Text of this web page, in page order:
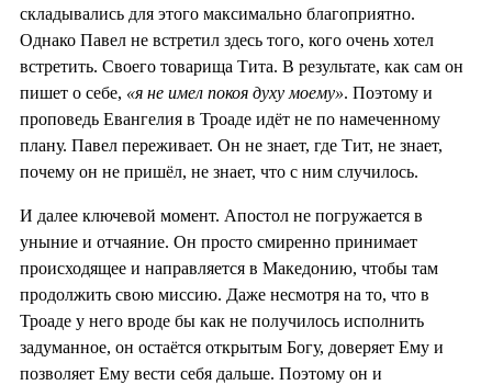
складывались для этого максимально благоприятно.
Однако Павел не встретил здесь того, кого очень хотел
встретить. Своего товарища Тита. В результате, как сам он
пишет о себе, «я не имел покоя духу моему». Поэтому и
проповедь Евангелия в Троаде идёт не по намеченному
плану. Павел переживает. Он не знает, где Тит, не знает,
почему он не пришёл, не знает, что с ним случилось.
И далее ключевой момент. Апостол не погружается в
уныние и отчаяние. Он просто смиренно принимает
происходящее и направляется в Македонию, чтобы там
продолжить свою миссию. Даже несмотря на то, что в
Троаде у него вроде бы как не получилось исполнить
задуманное, он остаётся открытым Богу, доверяет Ему и
позволяет Ему вести себя дальше. Поэтому он и